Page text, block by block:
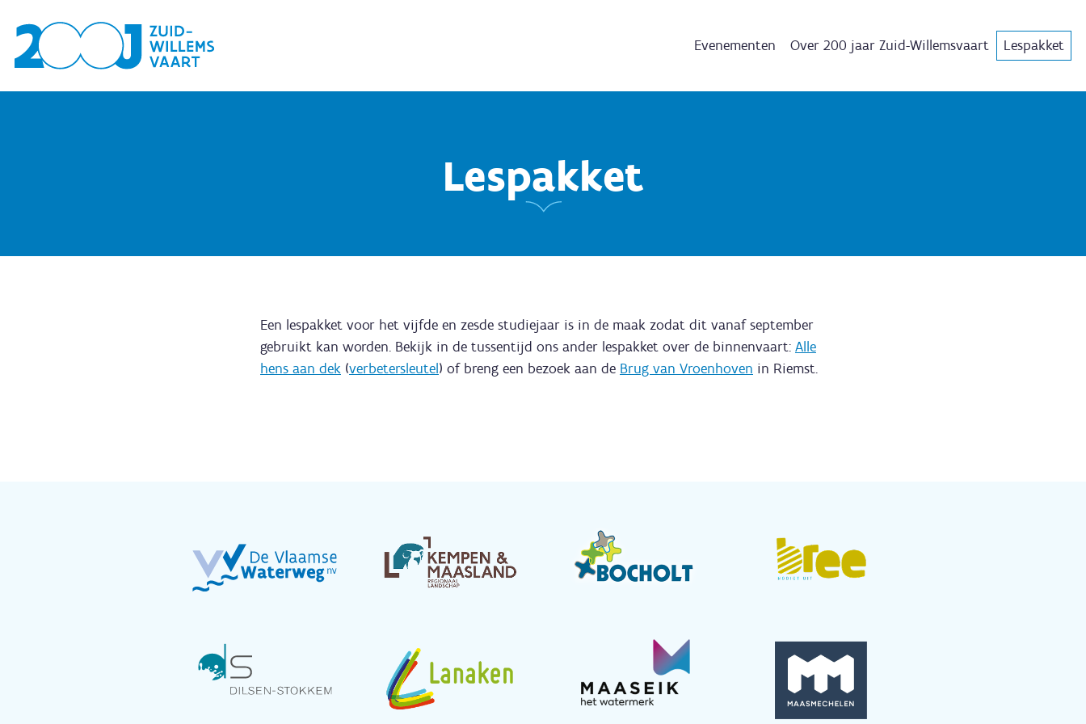
Evenementen Over 200 jaar Zuid-Willemsvaart Lespakket
Lespakket
Een lespakket voor het vijfde en zesde studiejaar is in de maak zodat dit vanaf september
gebruikt kan worden. Bekijk in de tussentijd ons ander lespakket over de binnenvaart: Alle
hens aan dek (verbetersleutel) of breng een bezoek aan de Brug van Vroenhoven in Riemst.